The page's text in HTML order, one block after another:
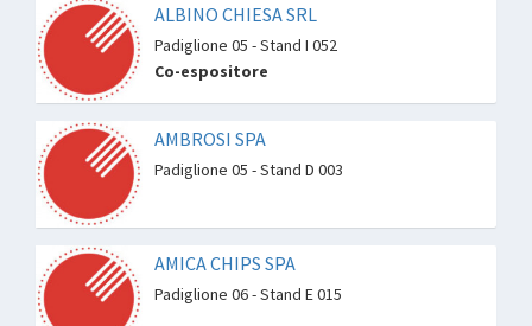
ALBINO CHIESA SRL
Padiglione 05 - Stand I 052
Co-espositore
AMBROSI SPA
Padiglione 05 - Stand D 003
AMICA CHIPS SPA
Padiglione 06 - Stand E 015